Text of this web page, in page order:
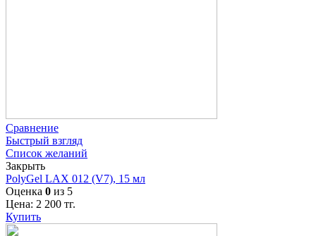
Сравнение
Быстрый взгляд
Список желаний
Закрыть
PolyGel LAX 012 (V7), 15 мл
Оценка 0 из 5
Цена: 2 200 тг.
Купить